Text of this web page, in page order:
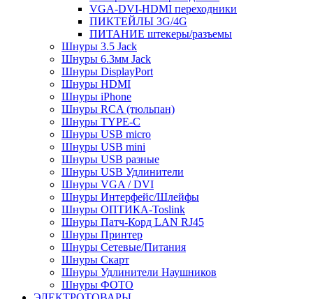
VGA-DVI-HDMI переходники
ПИКТЕЙЛЫ 3G/4G
ПИТАНИЕ штекеры/разъемы
Шнуры 3.5 Jack
Шнуры 6.3мм Jack
Шнуры DisplayPort
Шнуры HDMI
Шнуры iPhone
Шнуры RCA (тюльпан)
Шнуры TYPE-C
Шнуры USB micro
Шнуры USB mini
Шнуры USB разные
Шнуры USB Удлинители
Шнуры VGA / DVI
Шнуры Интерфейс/Шлейфы
Шнуры ОПТИКА-Toslink
Шнуры Патч-Корд LAN RJ45
Шнуры Принтер
Шнуры Сетевые/Питания
Шнуры Скарт
Шнуры Удлинители Наушников
Шнуры ФОТО